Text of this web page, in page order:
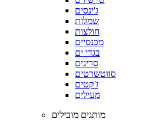
ג'ינסים
שמלות
חולצות
מכנסיים
בגדי ים
סריגים
סווטשרטים
ז'קטים
מעילים
מותגים מובילים